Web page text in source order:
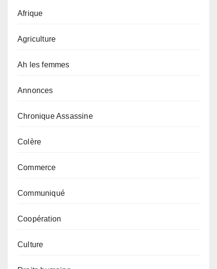
Afrique
Agriculture
Ah les femmes
Annonces
Chronique Assassine
Colère
Commerce
Communiqué
Coopération
Culture